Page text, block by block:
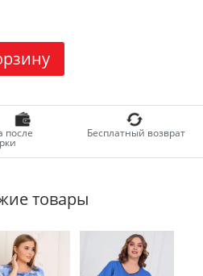
после Бесплатный возврат
товары